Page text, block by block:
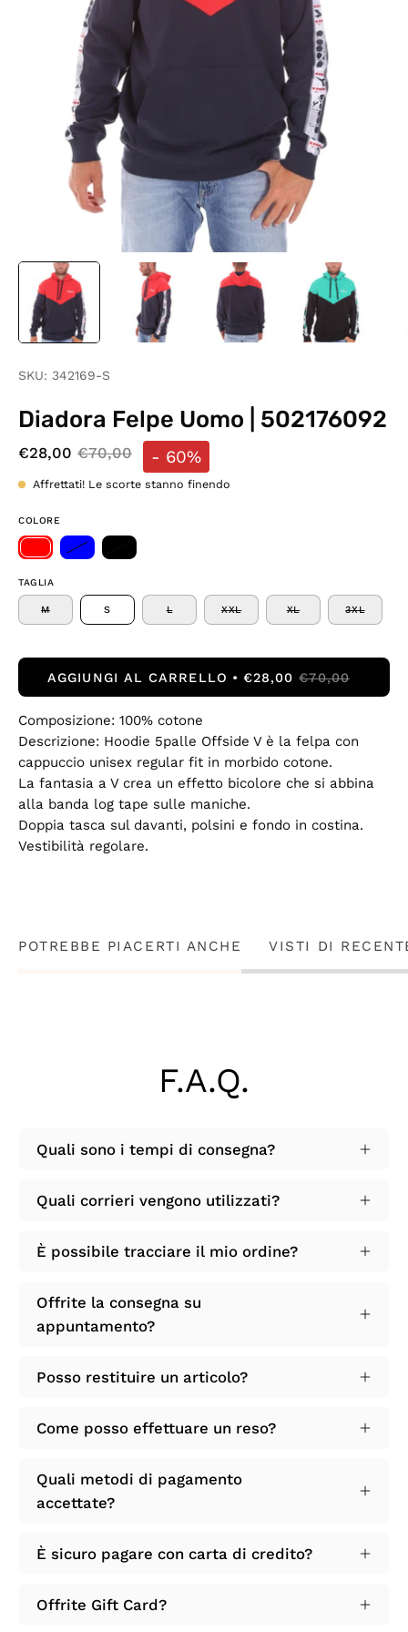
SKU: 342169-S
Diadora Felpe Uomo | 502176092
€28,00 €70,00 - 60%
Affrettati! Le scorte stanno finendo
COLORE
TAGLIA
M S L XXL XL 3XL
AGGIUNGI AL CARRELLO €28,00 €70,00
Composizione: 100% cotone
Descrizione: Hoodie 5palle Offside V è la felpa con
cappuccio unisex regular fit in morbido cotone.
La fantasia a V crea un effetto bicolore che si abbina
alla banda log tape sulle maniche.
Doppia tasca sul davanti, polsini e fondo in costina.
Vestibilità regolare.
POTREBBE PIACERTI ANCHE VISTI DI
F.A.Q.
Quali sono i tempi di consegna?
Quali corrieri vengono utilizzati?
È possibile tracciare il mio ordine?
Offrite la consegna su
appuntamento?
Posso restituire un articolo?
Come posso effettuare un reso?
Quali metodi di pagamento
accettate?
È sicuro pagare con carta di credito?
Offrite Gift Card?